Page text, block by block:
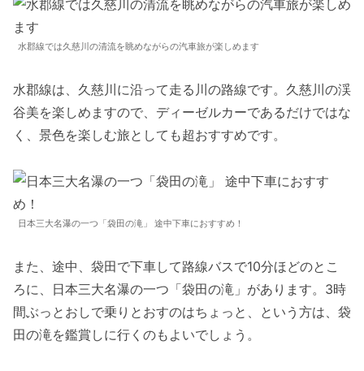
水郡線では久慈川の清流を眺めながらの汽車旅が楽しめます
水郡線は、久慈川に沿って走る川の路線です。久慈川の渓
谷美を楽しめますので、ディーゼルカーであるだけではな
く、景色を楽しむ旅としても超おすすめです。
日本三大名瀑の一つ「袋田の滝」 途中下車におすすめ！
また、途中、袋田で下車して路線バスで10分ほどのとこ
ろに、日本三大名瀑の一つ「袋田の滝」があります。3時
間ぶっとおしで乗りとおすのはちょっと、という方は、袋
田の滝を鑑賞しに行くのもよいでしょう。